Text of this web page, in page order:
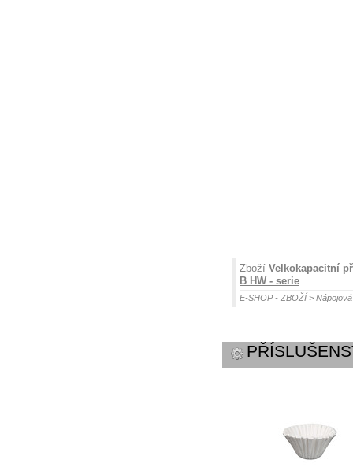
Zboží Velkokapacitní
B HW - serie
E-SHOP - ZBOŽÍ >